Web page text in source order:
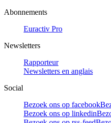
Abonnements
Euractiv Pro
Newsletters
Rapporteur
Newsletters en anglais
Social
Bezoek ons op facebook
Bezoek ons op linkedin